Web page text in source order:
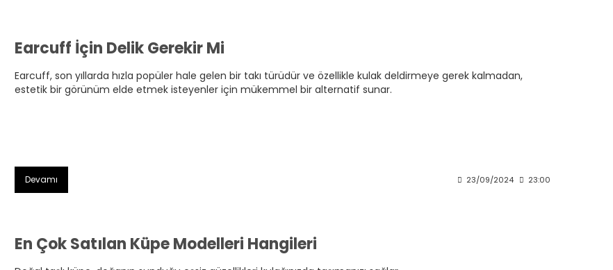
Earcuff İçin Delik Gerekir Mi
Earcuff, son yıllarda hızla popüler hale gelen bir takı türüdür ve özellikle kulak deldirmeye gerek kalmadan,
estetik bir görünüm elde etmek isteyenler için mükemmel bir alternatif sunar.
Devamı 23/09/2024 23:00
En Çok Satılan Küpe Modelleri Hangileri